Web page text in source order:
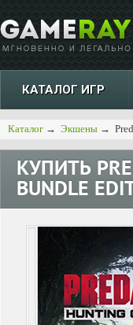
КАТАЛОГ ИГР
Каталог → Экшены →
КУПИТЬ
BUNDLE